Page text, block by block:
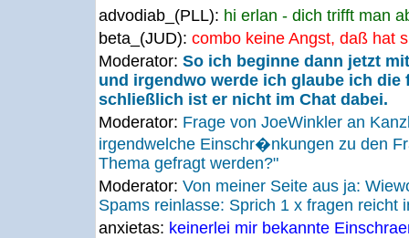
advodiab_(PLL): hi erlan - dich trifft man
beta_(JUD): combo keine Angst, daß hat
Moderator: So ich beginne dann jetzt
und irgendwo werde ich glaube ich die
schließlich ist er nicht im Chat dabei.
Moderator: Frage von JoeWinkler an
irgendwelche Einschr�nkungen zu den
Thema gefragt werden?"
Moderator: Von meiner Seite aus ja:
Spams reinlasse: Sprich 1 x fragen reicht
anxietas: keinerlei mir bekannte